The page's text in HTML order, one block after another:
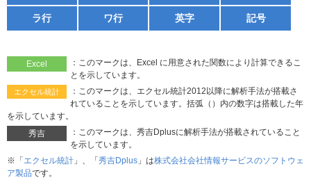
ラ行 ワ行 英字 記号
Excel
：このマークは、Excel に用意された関数により計算できるこ
とを示しています。
エクセル統計
：このマークは、エクセル統計2012以降に解析手法が搭載さ
れていることを示しています。括弧（）内の数字は搭載した年
を示しています。
秀吉
：このマークは、秀吉Dplusに解析手法が搭載されていること
を示しています。
※「 エクセル統計 」、「 秀吉Dplus 」は株式会社会社情報サービスのソフトウェ
ア製品です。